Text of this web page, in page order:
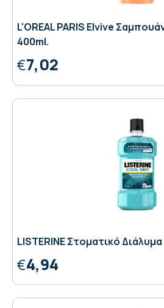
L'OREAL PARIS Elvive
400ml.
€7,02
LISTERINE Στοματικό
€4,94